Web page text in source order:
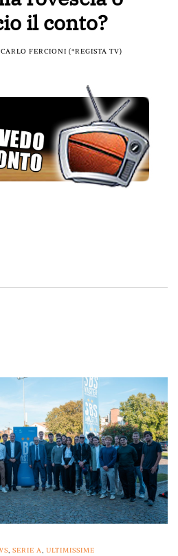
il conto?
FERCIONI (*REGISTA TV)
SERIE A ULTIMISSIME